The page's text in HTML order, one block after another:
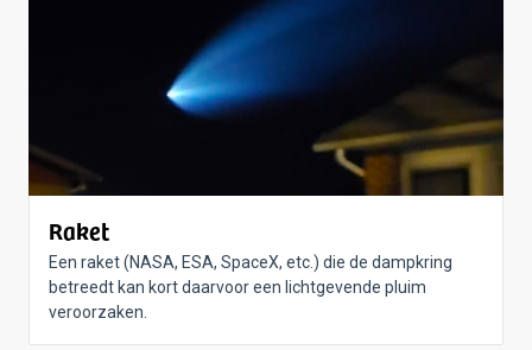
Raket
Een raket (NASA, ESA, SpaceX, etc.) die de dampkring
betreedt kan kort daarvoor een lichtgevende pluim
veroorzaken.